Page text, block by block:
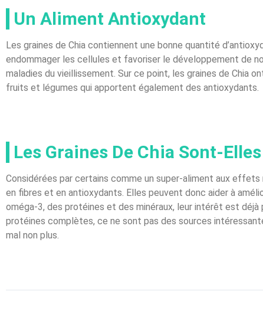
Un Aliment Antioxydant
Les graines de Chia contiennent une bonne quantité
endommager les cellules et favoriser le développement de
maladies du vieillissement. Sur ce point, les graines de Chia
fruits et légumes qui apportent également des antioxydants.
Les Graines De Chia Sont-
Considérées par certains comme un super-aliment aux effets
en fibres et en antioxydants. Elles peuvent donc aider à
oméga-3, des protéines et des minéraux, leur intérêt est
protéines complètes, ce ne sont pas des sources
mal non plus.